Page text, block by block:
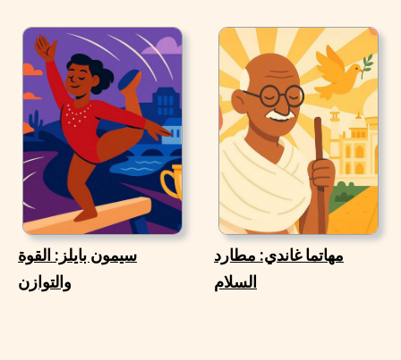
سيمون بايلز: القوة
والتوازن
مهاتما غاندي: مطارد
السلام